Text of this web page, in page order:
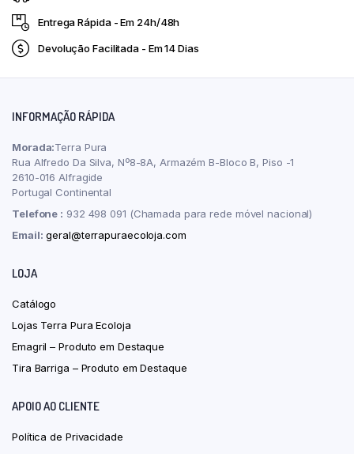
Entrega Rápida - Em 24h/48h
Devolução Facilitada - Em 14 Dias
INFORMAÇÃO RÁPIDA
Morada:Terra Pura
Rua Alfredo Da Silva, Nº8-8A, Armazém B-Bloco B, Piso -1
2610-016 Alfragide
Portugal Continental
Telefone : 932 498 091 (Chamada para rede móvel nacional)
Email: geral@terrapuraecoloja.com
LOJA
Catálogo
Lojas Terra Pura Ecoloja
Emagril – Produto em Destaque
Tira Barriga – Produto em Destaque
APOIO AO CLIENTE
Política de Privacidade